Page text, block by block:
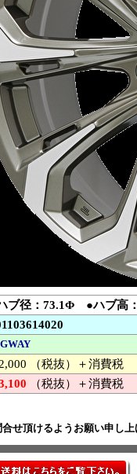
ブ径：73.1Φ ●ハブ高
（税抜）＋消費税
（税抜）＋消費税
せ頂けるようお願い申し上